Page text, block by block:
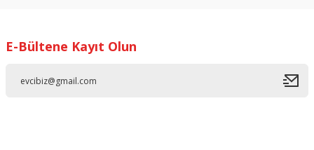
Ürün resmi kalitesiz, bozuk veya görüntülenemiyor.
E-Bültene Kayıt Olun